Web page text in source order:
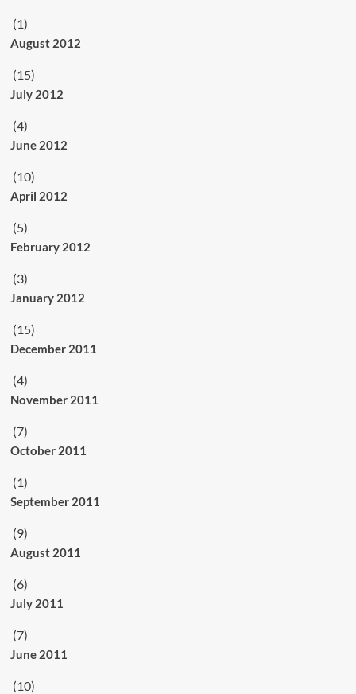
(1)
August 2012
(15)
July 2012
(4)
June 2012
(10)
April 2012
(5)
February 2012
(3)
January 2012
(15)
December 2011
(4)
November 2011
(7)
October 2011
(1)
September 2011
(9)
August 2011
(6)
July 2011
(7)
June 2011
(10)